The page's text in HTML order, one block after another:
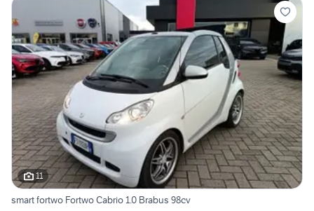
11
smart fortwo Fortwo Cabrio 1.0 Brabus 98cv